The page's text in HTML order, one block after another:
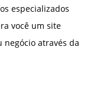
especializados
você um site
negócio através da